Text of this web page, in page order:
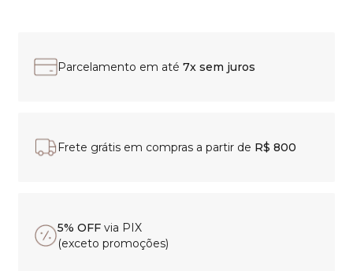
Parcelamento em até 7x sem juros
Frete grátis em compras a partir de R$ 800
5% OFF via PIX
(exceto promoções)